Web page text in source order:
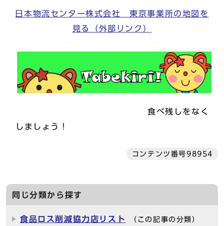
日本物流センター株式会社 東京事業所の地図を
見る（外部リンク）
食べ残しをなく
しましょう！
コンテンツ番号98954
同じ分類から探す
食品ロス削減協力店リスト （この記事の分類）